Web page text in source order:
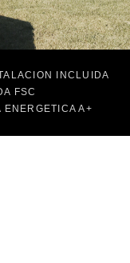
INCLUIDA
FSC
ENERGETICA A+